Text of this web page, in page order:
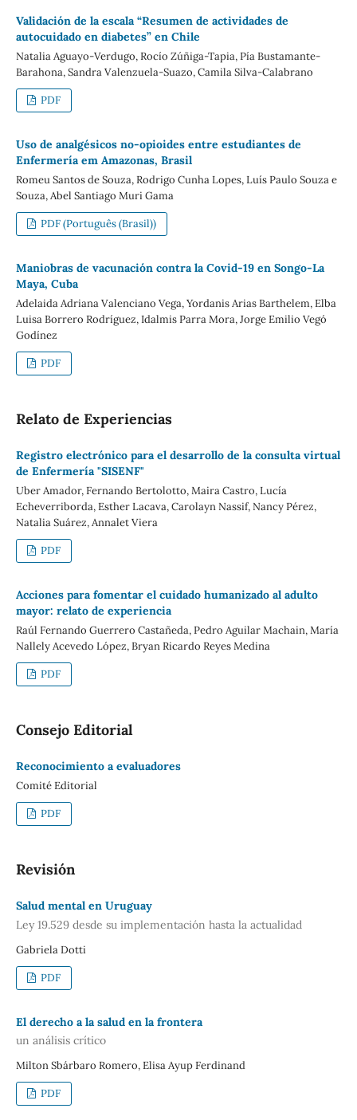
Validación de la escala “Resumen de actividades de
autocuidado en diabetes” en Chile
Natalia Aguayo-Verdugo, Rocío Zúñiga-Tapia, Pía Bustamante-
Barahona, Sandra Valenzuela-Suazo, Camila Silva-Calabrano
PDF
Uso de analgésicos no-opioides entre estudiantes de
Enfermería em Amazonas, Brasil
Romeu Santos de Souza, Rodrigo Cunha Lopes, Luís Paulo Souza e
Souza, Abel Santiago Muri Gama
PDF (Português (Brasil))
Maniobras de vacunación contra la Covid-19 en Songo-La
Maya, Cuba
Adelaida Adriana Valenciano Vega, Yordanis Arias Barthelem, Elba
Luisa Borrero Rodríguez, Idalmis Parra Mora, Jorge Emilio Vegó
Godínez
PDF
Relato de Experiencias
Registro electrónico para el desarrollo de la consulta virtual
de Enfermería "SISENF"
Uber Amador, Fernando Bertolotto, Maira Castro, Lucía
Echeverriborda, Esther Lacava, Carolayn Nassif, Nancy Pérez,
Natalia Suárez, Annalet Viera
PDF
Acciones para fomentar el cuidado humanizado al adulto
mayor: relato de experiencia
Raúl Fernando Guerrero Castañeda, Pedro Aguilar Machain, María
Nallely Acevedo López, Bryan Ricardo Reyes Medina
PDF
Consejo Editorial
Reconocimiento a evaluadores
Comité Editorial
PDF
Revisión
Salud mental en Uruguay
Ley 19.529 desde su implementación hasta la actualidad
Gabriela Dotti
PDF
El derecho a la salud en la frontera
un análisis crítico
Milton Sbárbaro Romero, Elisa Ayup Ferdinand
PDF